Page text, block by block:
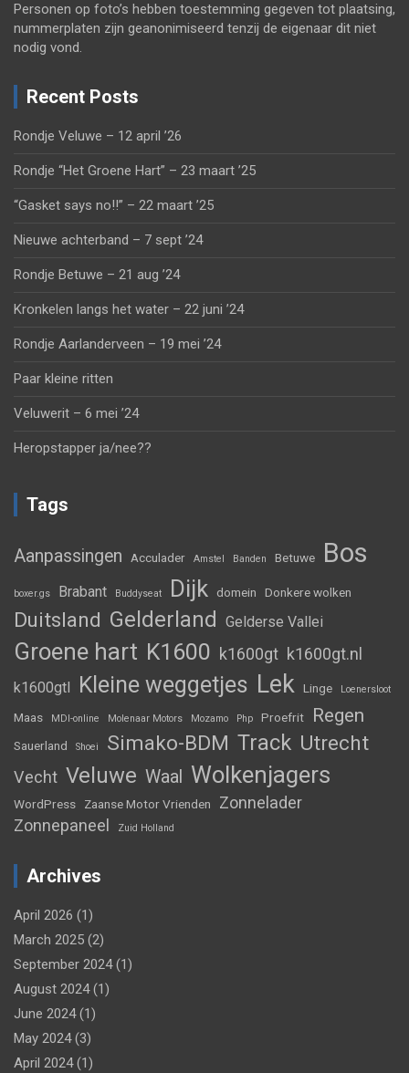
Personen op foto’s hebben toestemming gegeven tot plaatsing,
nummerplaten zijn geanonimiseerd tenzij de eigenaar dit niet
nodig vond.
Recent Posts
Rondje Veluwe – 12 april ’26
Rondje “Het Groene Hart” – 23 maart ’25
“Gasket says no!!” – 22 maart ’25
Nieuwe achterband – 7 sept ’24
Rondje Betuwe – 21 aug ’24
Kronkelen langs het water – 22 juni ’24
Rondje Aarlanderveen – 19 mei ’24
Paar kleine ritten
Veluwerit – 6 mei ’24
Heropstapper ja/nee??
Tags
Aanpassingen Acculader Amstel Banden Betuwe Bos
boxer.gs Brabant Buddyseat Dijk domein Donkere wolken
Duitsland Gelderland Gelderse Vallei
Groene hart K1600 k1600gt k1600gt.nl
k1600gtl Kleine weggetjes Lek Linge Loenersloot
Maas MDI-online Molenaar Motors Mozamo Php Proefrit Regen
Sauerland Shoei Simako-BDM Track Utrecht
Vecht Veluwe Waal Wolkenjagers
WordPress Zaanse Motor Vrienden
Zonnelader
Zonnepaneel
Zuid Holland
Archives
April 2026 (1)
March 2025 (2)
September 2024(1)
August 2024(1)
June 2024(1)
May 2024(3)
April 2024(1)